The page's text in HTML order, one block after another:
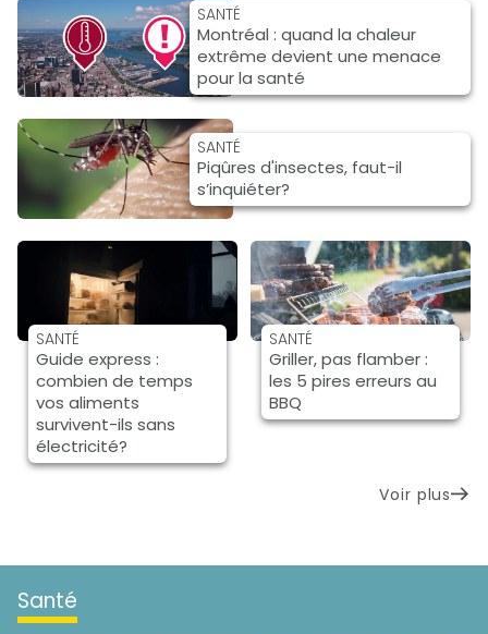
SANTÉ
Montréal : quand la chaleur
extrême devient une menace
pour la santé
SANTÉ
Piqûres d'insectes, faut-il
s’inquiéter?
SANTÉ
Guide express :
combien de temps
vos aliments
survivent-ils sans
électricité?
SANTÉ
Griller, pas flamber :
les 5 pires erreurs au
BBQ
Voir plus
santé